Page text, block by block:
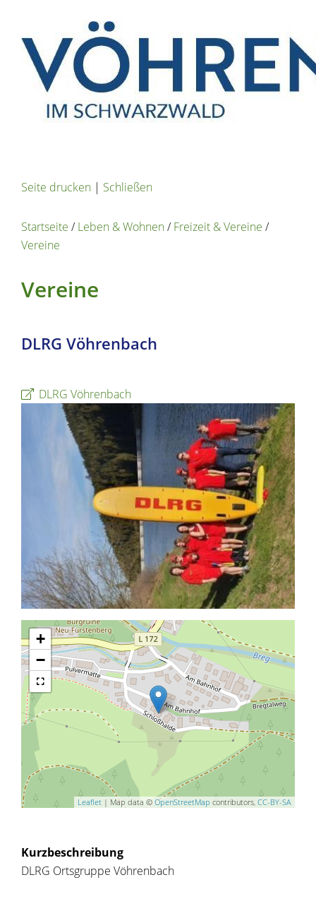
Seite drucken | Schließen
Startseite /Leben & Wohnen/Freizeit & Vereine /
Vereine
Vereine
DLRG Vöhrenbach
DLRG Vöhrenbach
+
−
Leaflet | Map data ©OpenStreetMap contributors, CC-BY-SA
Kurzbeschreibung
DLRG Ortsgruppe Vöhrenbach